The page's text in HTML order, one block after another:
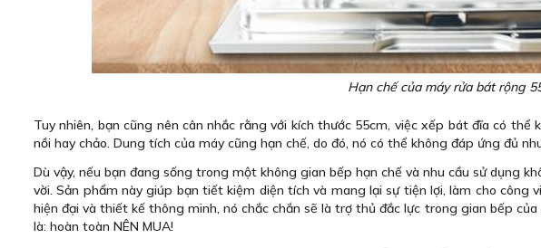
Hạn chế của máy rửa bát rộng
Tuy nhiên, bạn cũng nên cân nhắc rằng với kích thước 55cm, việc xếp bát đĩa có
nồi hay chảo. Dung tích của máy cũng hạn chế, do đó, nó có thể không đáp ứng đủ
Dù vậy, nếu bạn đang sống trong một không gian bếp hạn chế và nhu cầu sử dụng
vời. Sản phẩm này giúp bạn tiết kiệm diện tích và mang lại sự tiện lợi, làm cho công
hiện đại và thiết kế thông minh, nó chắc chắn sẽ là trợ thủ đắc lực trong gian bếp
là: hoàn toàn NÊN MUA!